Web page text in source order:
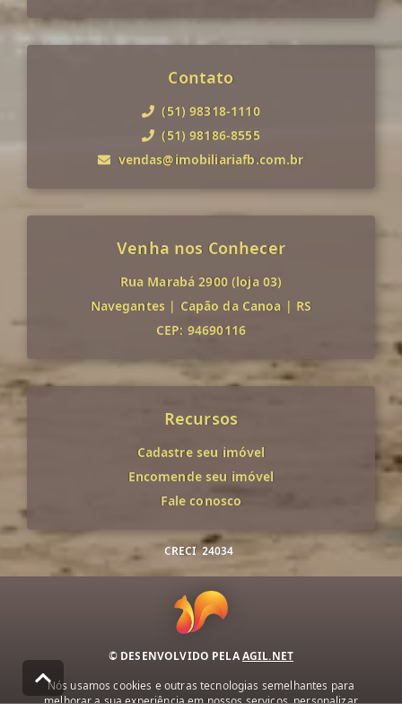
Contato
(51) 98318-1110
(51) 98186-8555
vendas@imobiliariafb.com.br
Venha nos Conhecer
Rua Marabá 2900 (loja 03)
Navegantes | Capão da Canoa | RS
CEP: 94690116
Recursos
Cadastre seu imóvel
Encomende seu imóvel
Fale conosco
CRECI 24034
© DESENVOLVIDO PELAAGIL.NET
Nós usamos cookies e outras tecnologias semelhantes para
melhorar a sua experiência em nossos serviços, personalizar